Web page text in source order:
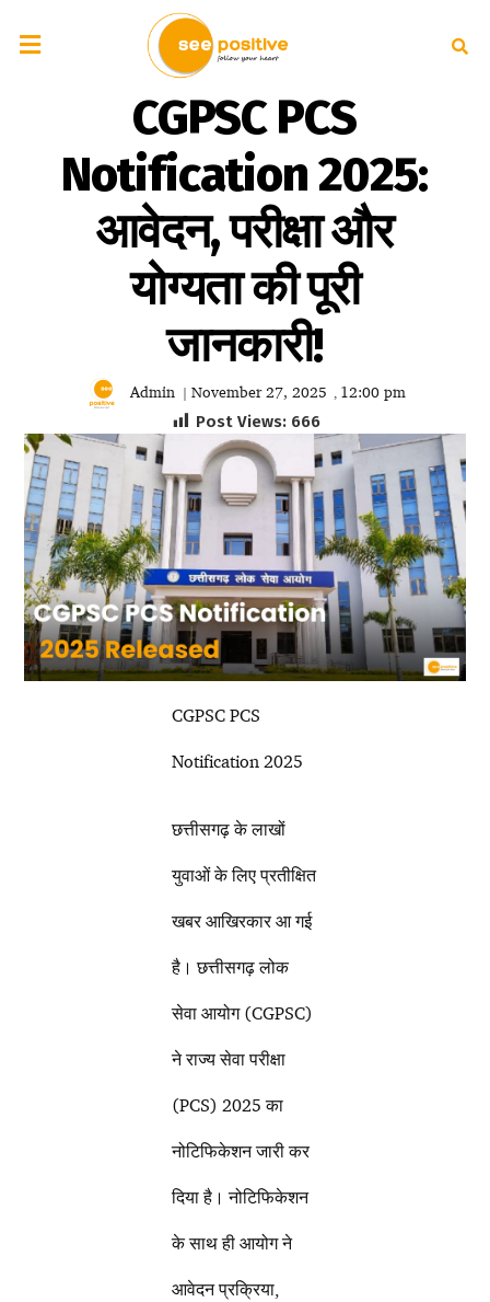
CGPSC PCS
Notification 2025:
आवेदन, परीक्षा और
योग्यता की पूरी
जानकारी!
Admin | November 27, 2025 , 12:00 pm
Post Views: 666
CGPSC PCS
Notification 2025
छत्तीसगढ़ के लाखों
युवाओं के लिए प्रतीक्षित
खबर आखिरकार आ गई
है। छत्तीसगढ़ लोक
सेवा आयोग (CGPSC)
ने राज्य सेवा परीक्षा
(PCS) 2025 का
नोटिफिकेशन जारी कर
दिया है। नोटिफिकेशन
के साथ ही आयोग ने
आवेदन प्रक्रिया,